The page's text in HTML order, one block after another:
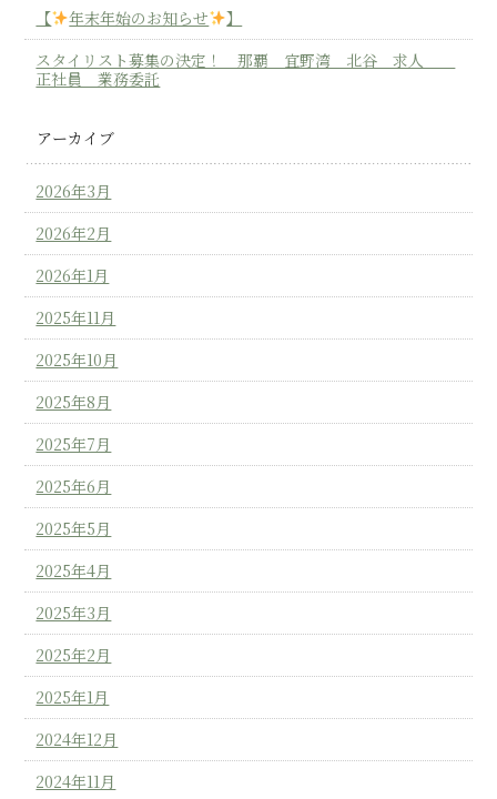
【 年末年始のお知らせ
】
スタイリスト募集の決定！ 那覇 宜野湾 北谷 求人
正社員 業務委託
アーカイブ
2026年3月
2026年2月
2026年1月
2025年11月
2025年10月
2025年8月
2025年7月
2025年6月
2025年5月
2025年4月
2025年3月
2025年2月
2025年1月
2024年12月
2024年11月